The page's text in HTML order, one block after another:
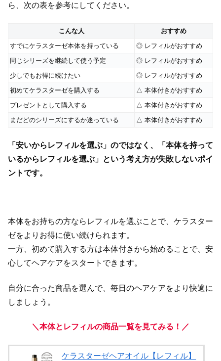
ら、次の表を参考にしてください。
こんな人
おすすめ
すでにケラスターゼ本体を持っている
◎ レフィルがおすすめ
同じシリーズを継続して使う予定
◎ レフィルがおすすめ
少しでもお得に続けたい
◎ レフィルがおすすめ
初めてケラスターゼを購入する
△ 本体付きがおすすめ
プレゼントとして購入する
△ 本体付きがおすすめ
まだどのシリーズにするか迷っている
△ 本体付きがおすすめ
「安いからレフィルを選ぶ」のではなく、「本体を持って
いるからレフィルを選ぶ」という考え方が失敗しないポイ
ントです。
本体をお持ちの方ならレフィルを選ぶことで、ケラスター
ゼをよりお得に使い続けられます。
一方、初めて購入する方は本体付きから始めることで、安
心してヘアケアをスタートできます。
自分に合った商品を選んで、毎日のヘアケアをより快適に
しましょう。
＼本体とレフィルの商品一覧を見てみる！／
ケラスターゼヘアオイル【レフィル】